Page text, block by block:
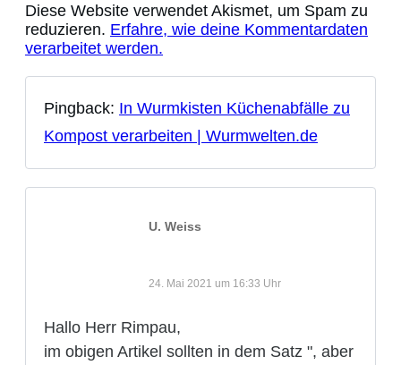
Diese Website verwendet Akismet, um Spam zu
reduzieren. Erfahre, wie deine Kommentardaten
verarbeitet werden.
Pingback: In Wurmkisten Küchenabfälle zu
Kompost verarbeiten | Wurmwelten.de
U. Weiss
24. Mai 2021 um 16:33 Uhr
Hallo Herr Rimpau,
im obigen Artikel sollten in dem Satz ", aber